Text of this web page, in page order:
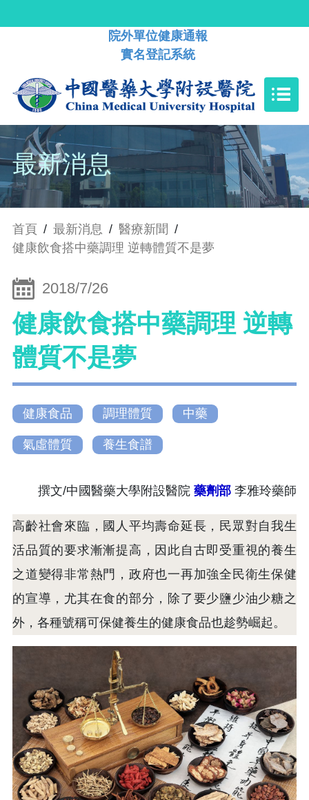
院外單位健康通報
實名登記系統
最新消息
首頁 / 最新消息 / 醫療新聞 /
健康飲食搭中藥調理 逆轉體質不是夢
2018/7/26
健康飲食搭中藥調理 逆轉
體質不是夢
健康食品 調理體質 中藥
氣虛體質 養生食譜
撰文/中國醫藥大學附設醫院 藥劑部 李雅玲藥師
高齡社會來臨，國人平均壽命延長，民眾對自我生
活品質的要求漸漸提高，因此自古即受重視的養生
之道變得非常熱門，政府也一再加強全民衛生保健
的宣導，尤其在食的部分，除了要少鹽少油少糖之
外，各種號稱可保健養生的健康食品也趁勢崛起。